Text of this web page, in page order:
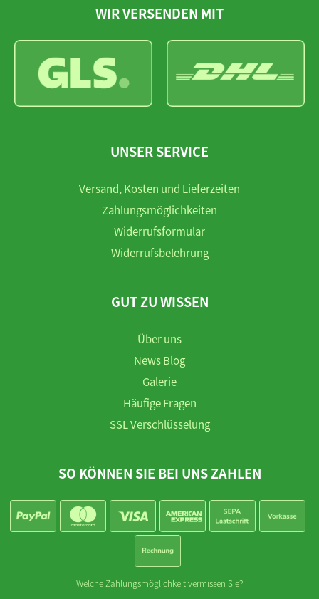
WIR VERSENDEN MIT
UNSER SERVICE
Versand, Kosten und Lieferzeiten
Zahlungsmöglichkeiten
Widerrufsformular
Widerrufsbelehrung
GUT ZU WISSEN
Über uns
News Blog
Galerie
Häufige Fragen
SSL Verschlüsselung
SO KÖNNEN SIE BEI UNS ZAHLEN
Welche Zahlungsmöglichkeit vermissen Sie?